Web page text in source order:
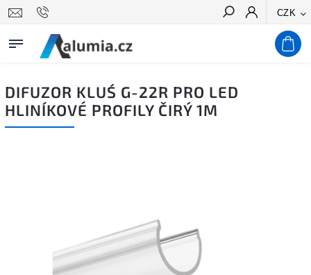
CZK
Hledat
DIFUZOR KLUŚ G-22R PRO LED
HLINÍKOVÉ PROFILY ČIRÝ 1M